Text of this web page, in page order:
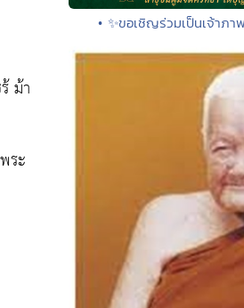
ม้า
ระ
• ✨ขอเชิญร่วมเป็นเจ้าภ